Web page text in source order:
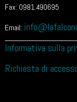
Fax: 0981.490695
Email:
Informativa sulla
Richiesta di